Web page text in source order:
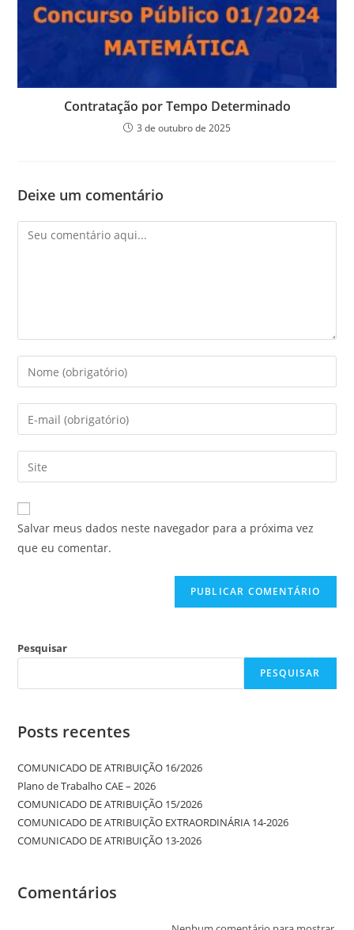
Contratação por Tempo Determinado
3 de outubro de 2025
Deixe um comentário
Salvar meus dados neste navegador para a próxima vez
que eu comentar.
Pesquisar
PESQUISAR
Posts recentes
COMUNICADO DE ATRIBUIÇÃO 16/2026
Plano de Trabalho CAE – 2026
COMUNICADO DE ATRIBUIÇÃO 15/2026
COMUNICADO DE ATRIBUIÇÃO EXTRAORDINÁRIA 14-2026
COMUNICADO DE ATRIBUIÇÃO 13-2026
Comentários